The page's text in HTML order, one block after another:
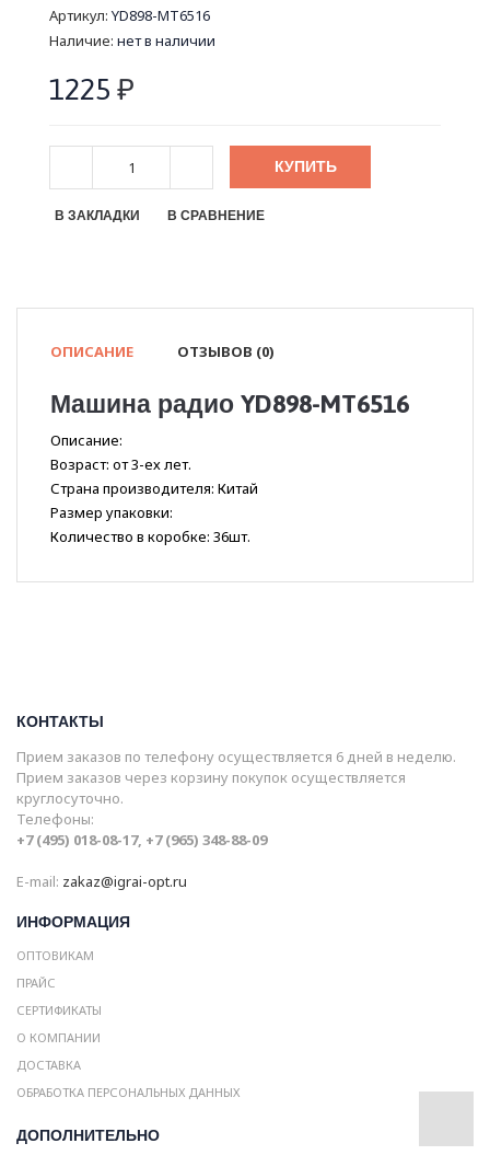
Артикул: YD898-MT6516
Наличие: нет в наличии
1225 ₽
КУПИТЬ
В ЗАКЛАДКИ В СРАВНЕНИЕ
ОПИСАНИЕ ОТЗЫВОВ (0)
Машина радио YD898-MT6516
Описание:
Возраст: от 3-ех лет.
Страна производителя: Китай
Размер упаковки:
Количество в коробке: 36шт.
КОНТАКТЫ
Прием заказов по телефону осуществляется 6 дней в неделю.
Прием заказов через корзину покупок осуществляется
круглосуточно.
Телефоны:
+7 (495) 018-08-17, +7 (965) 348-88-09
E-mail: zakaz@igrai-opt.ru
ИНФОРМАЦИЯ
ОПТОВИКАМ
ПРАЙС
СЕРТИФИКАТЫ
О КОМПАНИИ
ДОСТАВКА
ОБРАБОТКА ПЕРСОНАЛЬНЫХ ДАННЫХ
ДОПОЛНИТЕЛЬНО